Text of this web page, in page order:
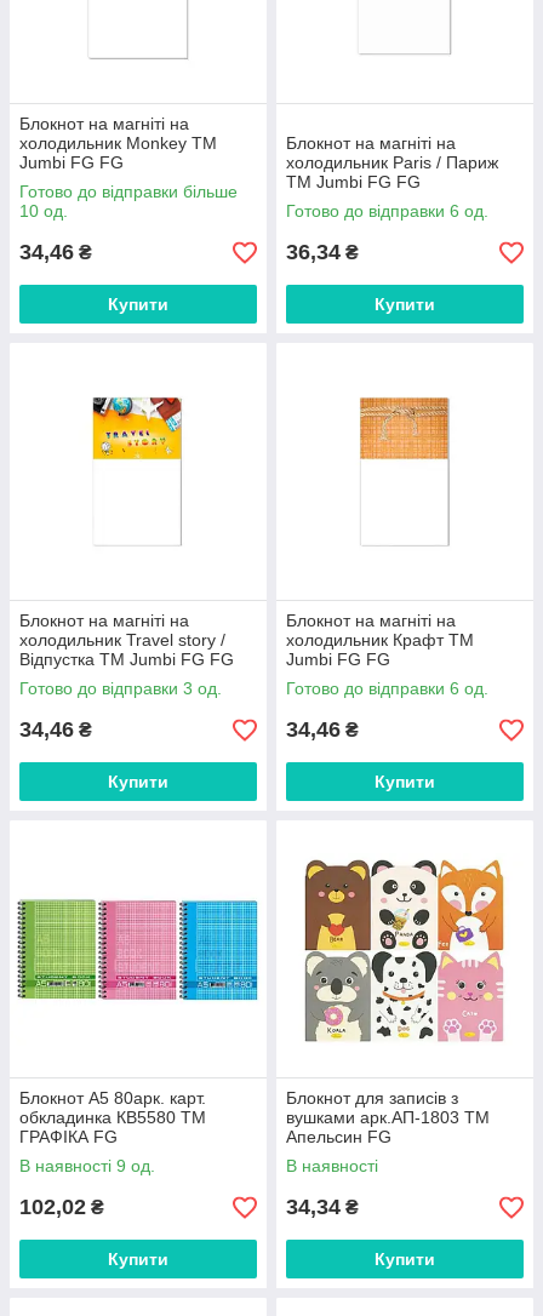
Блокнот на магніті на
холодильник Monkey ТМ
Jumbi FG FG
Готово до відправки більше
10 од.
34,46 ₴
Купити
Блокнот на магніті на
холодильник Paris / Париж
ТМ Jumbi FG FG
Готово до відправки 6 од.
36,34 ₴
Купити
Блокнот на магніті на
холодильник Travel story /
Відпустка ТМ Jumbi FG FG
Готово до відправки 3 од.
34,46 ₴
Купити
Блокнот на магніті на
холодильник Крафт ТМ
Jumbi FG FG
Готово до відправки 6 од.
34,46 ₴
Купити
Блокнот А5 80арк. карт.
обкладинка КВ5580 ТМ
ГРАФІКА FG
В наявності 9 од.
102,02 ₴
Купити
Блокнот для записів з
вушками арк.АП-1803 ТМ
Апельсин FG
В наявності
34,34 ₴
Купити